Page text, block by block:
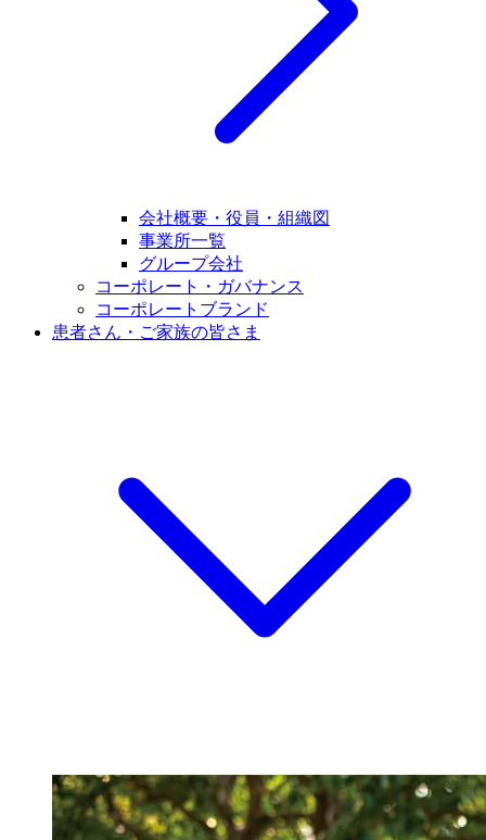
会社概要・役員・組織図
事業所一覧
グループ会社
コーポレート・ガバナンス
コーポレートブランド
患者さん・ご家族の皆さま